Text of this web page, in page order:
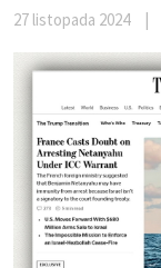
27 listopada 2024